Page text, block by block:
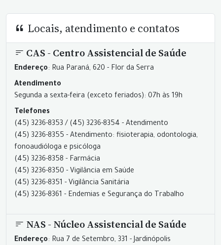
Locais, atendimento e contatos
CAS - Centro Assistencial de Saúde
Endereço: Rua Paraná, 620 - Flor da Serra
Atendimento
Segunda a sexta-feira (exceto feriados): 07h às 19h
Telefones
(45) 3236-8353 / (45) 3236-8354 - Atendimento
(45) 3236-8355 - Atendimento: fisioterapia, odontologia,
fonoaudióloga e psicóloga
(45) 3236-8358 - Farmácia
(45) 3236-8350 - Vigilância em Saúde
(45) 3236-8351 - Vigilância Sanitária
(45) 3236-8361 - Endemias e Segurança do Trabalho
NAS - Núcleo Assistencial de Saúde
Endereço: Rua 7 de Setembro, 331 - Jardinópolis